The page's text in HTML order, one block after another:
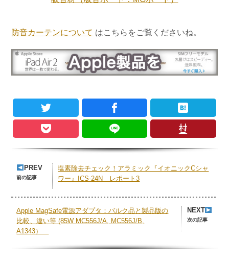
防音カーテンについて はこちらをご覧くださいね。
PREV
前の記事
塩素除去チェック！アラミック『イオニックCシャ
ワー』ICS-24N レポート3
NEXT
次の記事
Apple MagSafe電源アダプタ：バルク品と製品版の
比較、違い等 (85W MC556J/A, MC556J/B,
A1343）